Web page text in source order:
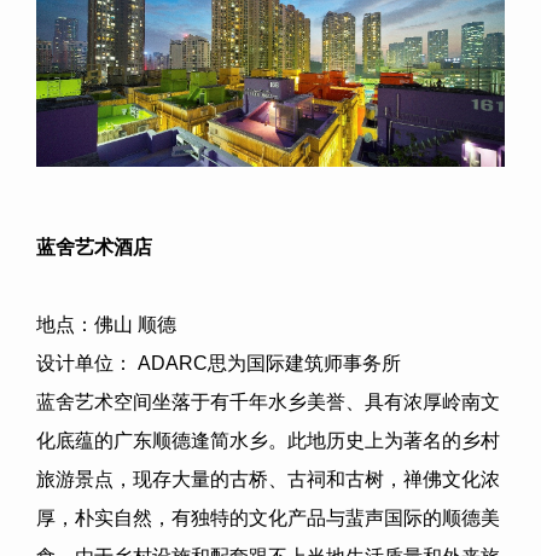
蓝舍艺术酒店
地点：佛山 顺德
设计单位：
ADARC思为国际建筑师事务所
蓝舍艺术空间坐落于有千年水乡美誉、具有浓厚岭南文
化底蕴的广东顺德逢简水乡。此地历史上为著名的乡村
旅游景点，现存大量的古桥、古祠和古树，禅佛文化浓
厚，朴实自然，有独特的文化产品与蜚声国际的顺德美